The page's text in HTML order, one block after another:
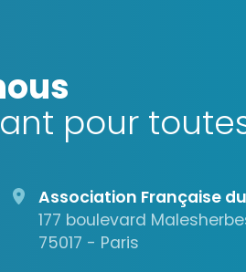
pour
Association Française
177 boulevard
75017 - Paris